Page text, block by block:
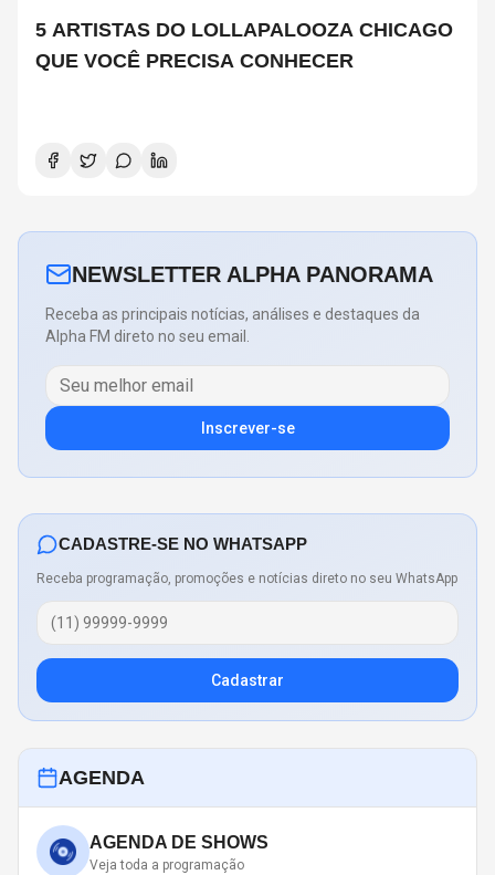
5 ARTISTAS DO LOLLAPALOOZA CHICAGO
QUE VOCÊ PRECISA CONHECER
NEWSLETTER ALPHA PANORAMA
Receba as principais notícias, análises e destaques da
Alpha FM direto no seu email.
Inscrever-se
CADASTRE-SE NO WHATSAPP
Receba programação, promoções e notícias direto no seu WhatsApp
Cadastrar
AGENDA
AGENDA DE SHOWS
Veja toda a programação